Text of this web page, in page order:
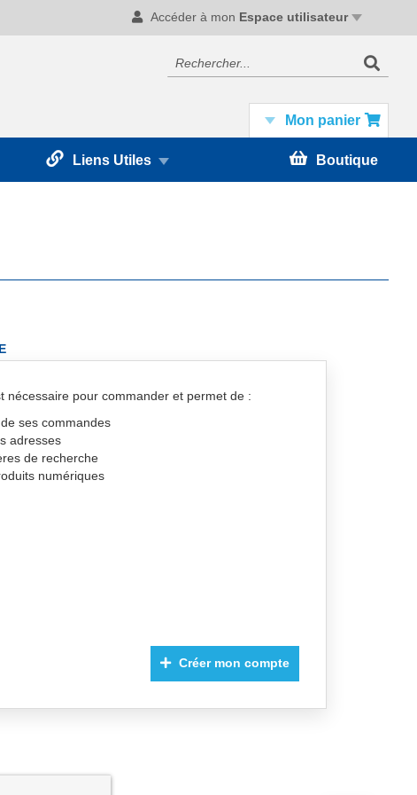
Accéder à mon Espace utilisateur
Mon panier
Liens Utiles Boutique
nécessaire pour commander et permet de :
ses commandes
adresses
de recherche
numériques
Créer mon compte